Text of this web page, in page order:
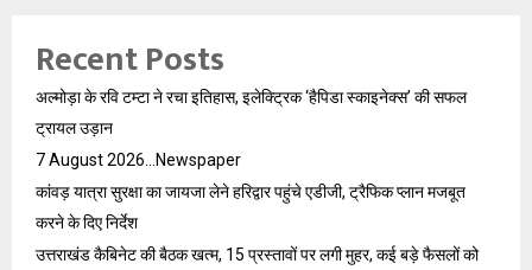
Recent Posts
अल्मोड़ा के रवि टम्टा ने रचा इतिहास, इलेक्ट्रिक ‘हैपिडा स्काइनेक्स’ की सफल
ट्रायल उड़ान
7 August 2026…Newspaper
कांवड़ यात्रा सुरक्षा का जायजा लेने हरिद्वार पहुंचे एडीजी, ट्रैफिक प्लान मजबूत
करने के दिए निर्देश
उत्तराखंड कैबिनेट की बैठक खत्म, 15 प्रस्तावों पर लगी मुहर, कई बड़े फैसलों को